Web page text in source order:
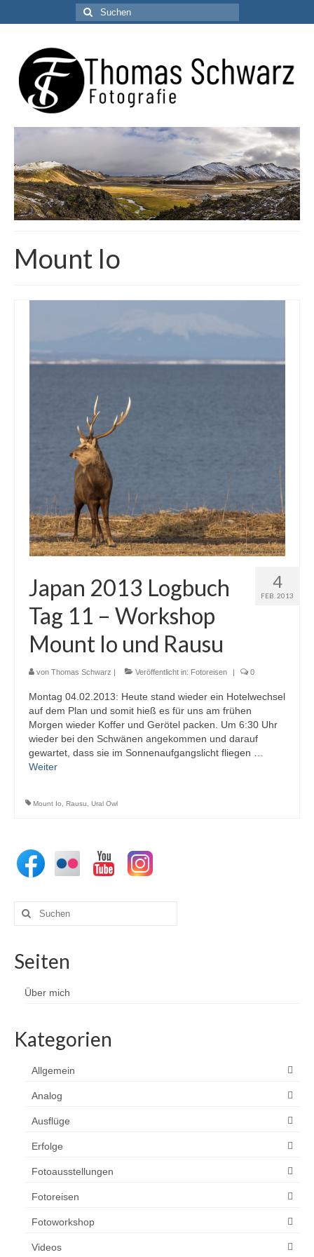
Suchen
nach:
Mount Io
4
FEB. 2013
Japan 2013 Logbuch
Tag 11 – Workshop
Mount Io und Rausu
von Thomas Schwarz | Veröffentlicht in: Fotoreisen | 0
Montag 04.02.2013: Heute stand wieder ein Hotelwechsel
auf dem Plan und somit hieß es für uns am frühen
Morgen wieder Koffer und Gerötel packen. Um 6:30 Uhr
wieder bei den Schwänen angekommen und darauf
gewartet, dass sie im Sonnenaufgangslicht fliegen …
Weiter
Mount Io Rausu Ural Owl
Suchen
nach:
Seiten
Über mich
Kategorien
Allgemein
Analog
Ausflüge
Erfolge
Fotoausstellungen
Fotoreisen
Fotoworkshop
Videos